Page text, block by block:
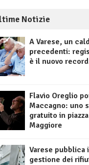
Notizie
A Varese, un
precedenti:
è il nuovo
Flavio Oreglio
Maccagno: uno
gratuito in
Maggiore
Varese pubblica
gestione dei